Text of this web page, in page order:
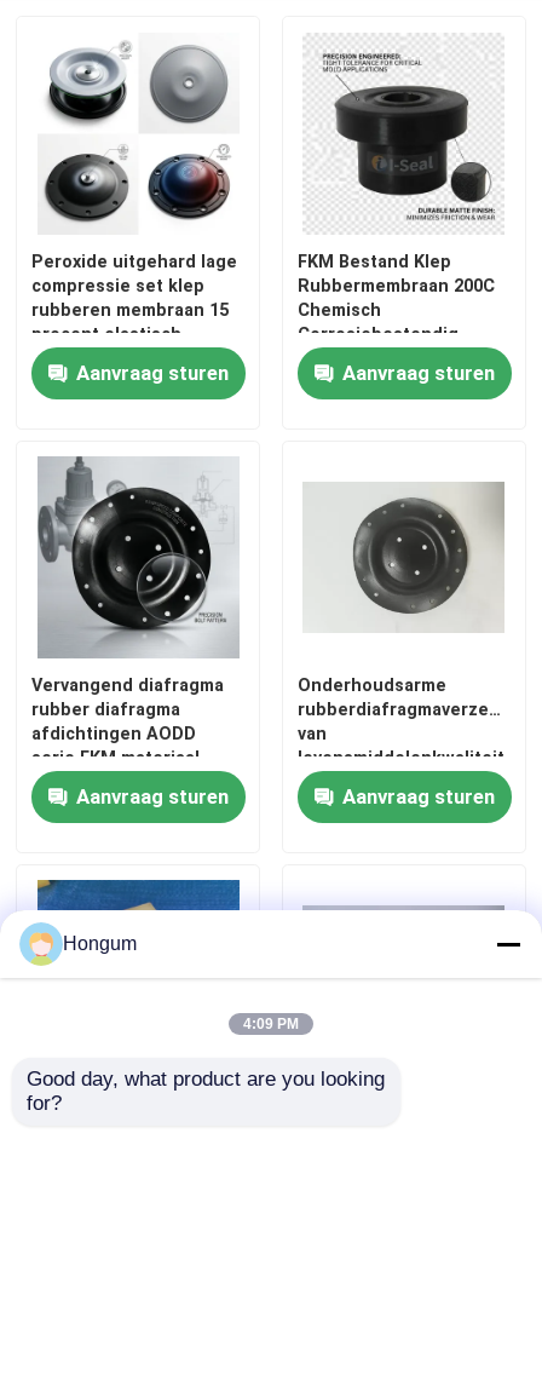
Peroxide uitgehard lage
compressie set klep
rubberen membraan 15
procent elastisch
herstel EPDM
Aanvraag sturen
FKM Bestand Klep
Rubbermembraan 200C
Chemisch
Corrosiebestendig
Aangepaste Grootte Op
hoge temperatuur
Aanvraag sturen
Vervangend diafragma
rubber diafragma
afdichtingen AODD
serie FKM materiaal
Duurzame en
afdichtingsoplossing
Aanvraag sturen
Onderhoudsarme
van
levensmiddelenkwaliteit
met fysische en
chemischeAanvraag sturen
Hoogwaardige, door
Hongum
4:09 PM
Good day, what product are you looking
for?